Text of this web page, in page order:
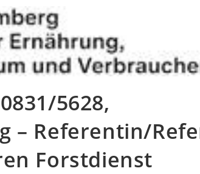
5628,
– Referentin/
Forstdienst